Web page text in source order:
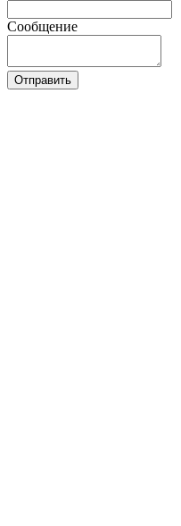
Сообщение
Отправить